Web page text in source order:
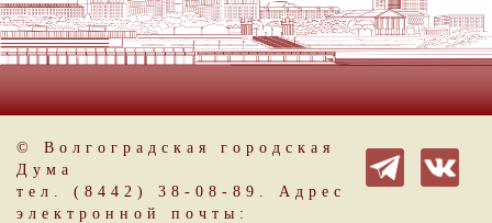
© Волгоградская городская
Дума
тел. (8442) 38-08-89. Адрес
электронной почты: